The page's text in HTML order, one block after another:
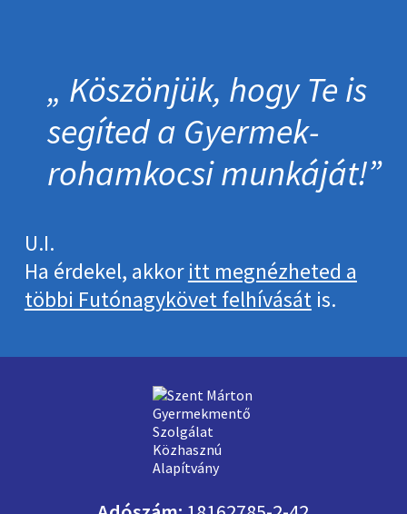
Köszönjük, hogy Te is
segíted a Gyermek­
roham­kocsi munkáját!
U.I.
Ha érdekel, akkoritt megnézheted a
többi Futónagykövet felhívásátis.